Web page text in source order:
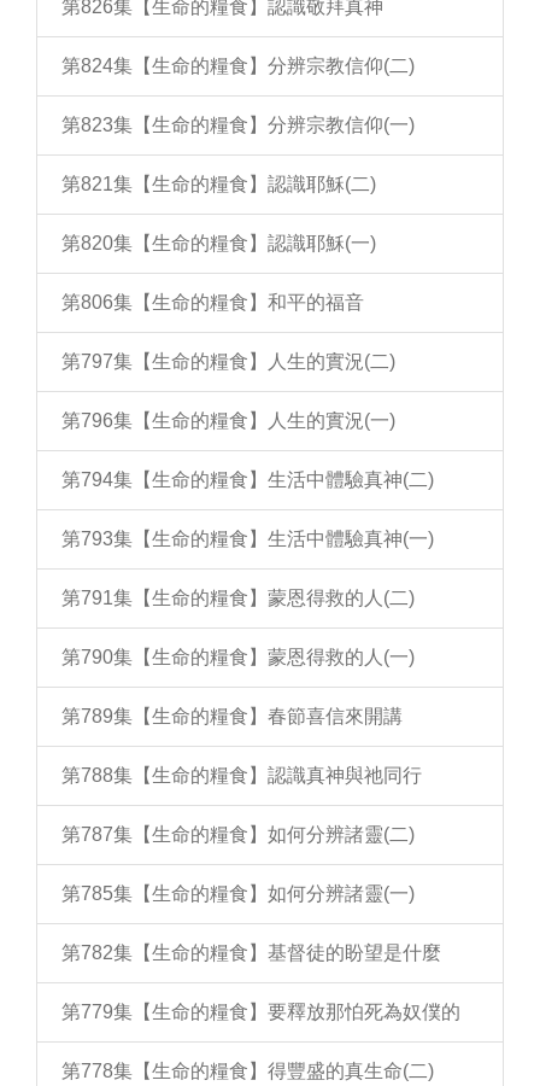
第826集【生命的糧食】認識敬拜真神
第824集【生命的糧食】分辨宗教信仰(二)
第823集【生命的糧食】分辨宗教信仰(一)
第821集【生命的糧食】認識耶穌(二)
第820集【生命的糧食】認識耶穌(一)
第806集【生命的糧食】和平的福音
第797集【生命的糧食】人生的實況(二)
第796集【生命的糧食】人生的實況(一)
第794集【生命的糧食】生活中體驗真神(二)
第793集【生命的糧食】生活中體驗真神(一)
第791集【生命的糧食】蒙恩得救的人(二)
第790集【生命的糧食】蒙恩得救的人(一)
第789集【生命的糧食】春節喜信來開講
第788集【生命的糧食】認識真神與祂同行
第787集【生命的糧食】如何分辨諸靈(二)
第785集【生命的糧食】如何分辨諸靈(一)
第782集【生命的糧食】基督徒的盼望是什麼
第779集【生命的糧食】要釋放那怕死為奴僕的
第778集【生命的糧食】得豐盛的真生命(二)